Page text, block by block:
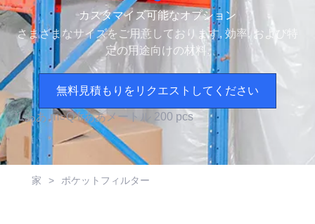
カスタマイズ可能なオプション
さまざまなサイズをご用意しております, 効率, および特
定の用途向けの材料.
無料見積もりをリクエストしてください
*Lああ m○Q frああメートル 200 pcs
家 > ポケットフィルター